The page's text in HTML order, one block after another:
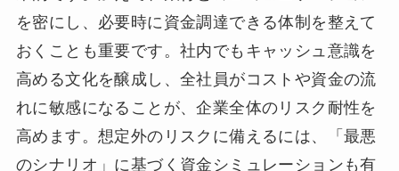
を密にし、必要時に資金調達できる体制を整えて
おくことも重要です。社内でもキャッシュ意識を
高める文化を醸成し、全社員がコストや資金の流
れに敏感になることが、企業全体のリスク耐性を
高めます。想定外のリスクに備えるには、「最悪
のシナリオ」に基づく資金シミュレーションも有